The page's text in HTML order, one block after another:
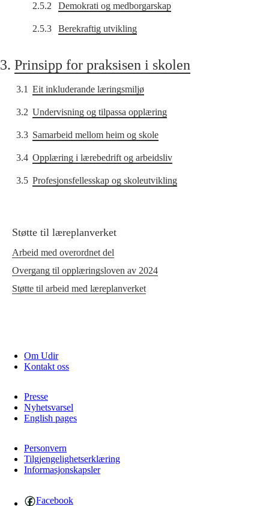
2.5.2 Demokrati og medborgarskap
2.5.3 Berekraftig utvikling
3. Prinsipp for praksisen i skolen
3.1 Eit inkluderande læringsmiljø
3.2 Undervisning og tilpassa opplæring
3.3 Samarbeid mellom heim og skole
3.4 Opplæring i lærebedrift og arbeidsliv
3.5 Profesjonsfellesskap og skoleutvikling
Støtte til læreplanverket
Arbeid med overordnet del
Overgang til opplæringsloven av 2024
Støtte til arbeid med læreplanverket
Om Udir
Kontakt oss
Presse
Nyhetsvarsel
English pages
Personvern
Tilgjengelighetserklæring
Informasjonskapsler
Facebook